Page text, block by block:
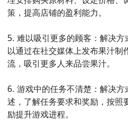
食比赛，通过制作和展示自己的
策，提高店铺的盈利能力。
5. 难以吸引更多的顾客：解决
以通过在社交媒体上发布果汁制
流，吸引更多人来品尝果汁。
6. 游戏中的任务不清楚：解决方
述，了解任务要求和奖励，按照
励提升游戏进程。